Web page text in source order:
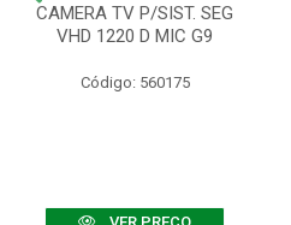
CAMERA TV P/SIST. SEG
VHD 1220 D MIC G9
Código: 560175